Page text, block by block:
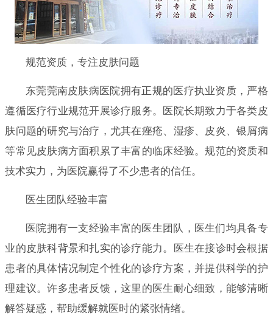
规范资质，专注皮肤问题
东莞莞南皮肤病医院拥有正规的医疗执业资质，严格
遵循医疗行业规范开展诊疗服务。医院长期致力于各类皮
肤问题的研究与治疗，尤其在痤疮、湿疹、皮炎、银屑病
等常见皮肤病方面积累了丰富的临床经验。规范的资质和
技术实力，为医院赢得了不少患者的信任。
医生团队经验丰富
医院拥有一支经验丰富的医生团队，医生们均具备专
业的皮肤科背景和扎实的诊疗能力。医生在接诊时会根据
患者的具体情况制定个性化的诊疗方案，并提供科学的护
理建议。许多患者反馈，这里的医生耐心细致，能够清晰
解答疑惑，帮助缓解就医时的紧张情绪。